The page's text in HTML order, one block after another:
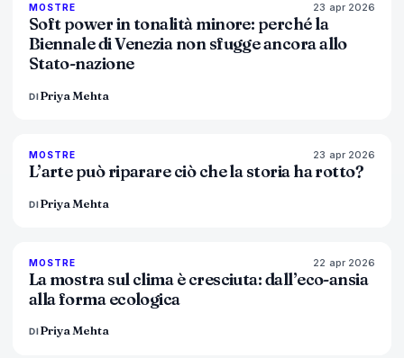
78% 88
MOSTRE 23 apr 2026
Soft power in tonalità minore: perché la
Biennale di Venezia non sfugge ancora allo
Stato-nazione
DIPriya Mehta
79% 56
MOSTRE 23 apr 2026
L’arte può riparare ciò che la storia ha rotto?
DIPriya Mehta
74% 44
MOSTRE 22 apr 2026
La mostra sul clima è cresciuta: dall’eco-ansia
alla forma ecologica
DI Priya Mehta